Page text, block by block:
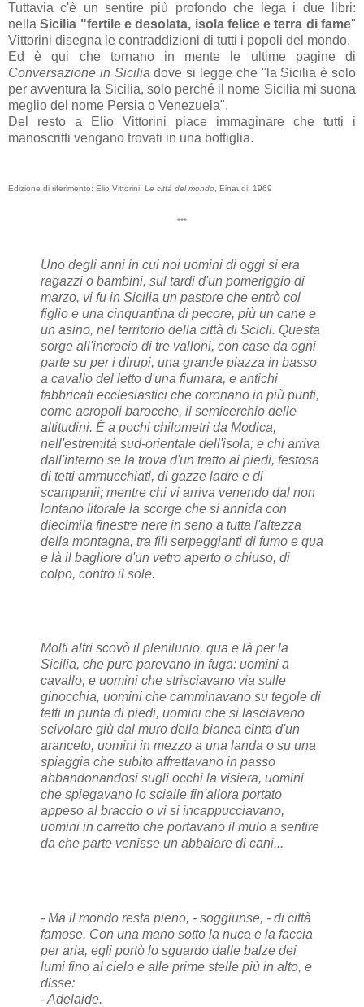
Tuttavia c'è un sentire più profondo che lega i due libri:
nellaSicilia "fertile e desolata, isola felice e terra di fame"
Vittorini disegna le contraddizioni di tutti i popoli del mondo.
Ed è qui che tornano in mente le ultime pagine di
Conversazione in Siciliadove si legge che "la Sicilia è solo
per avventura la Sicilia, solo perché il nome Sicilia mi suona
meglio del nome Persia o Venezuela".
Del resto a Elio Vittorini piace immaginare che tutti i
manoscritti vengano trovati in una bottiglia.
Edizione di riferimento: Elio Vittorini, Le città del mondo , Einaudi, 1969
***
Uno degli anni in cui noi uomini di oggi si era
ragazzi o bambini, sul tardi d'un pomeriggio di
marzo, vi fu in Sicilia un pastore che entrò col
figlio e una cinquantina di pecore, più un cane e
un asino, nel territorio della città di Scicli. Questa
sorge all'incrocio di tre valloni, con case da ogni
parte su per i dirupi, una grande piazza in basso
a cavallo del letto d'una fiumara, e antichi
fabbricati ecclesiastici che coronano in più punti,
come acropoli barocche, il semicerchio delle
altitudini. È a pochi chilometri da Modica,
nell'estremità sud-orientale dell'isola; e chi arriva
dall'interno se la trova d'un tratto ai piedi, festosa
di tetti ammucchiati, di gazze ladre e di
scampanii; mentre chi vi arriva venendo dal non
lontano litorale la scorge che si annida con
diecimila finestre nere in seno a tutta l'altezza
della montagna, tra fili serpeggianti di fumo e qua
e là il bagliore d'un vetro aperto o chiuso, di
colpo, contro il sole.
Molti altri scovò il plenilunio, qua e là per la
Sicilia, che pure parevano in fuga: uomini a
cavallo, e uomini che strisciavano via sulle
ginocchia, uomini che camminavano su tegole di
tetti in punta di piedi, uomini che si lasciavano
scivolare giù dal muro della bianca cinta d'un
aranceto, uomini in mezzo a una landa o su una
spiaggia che subito affrettavano in passo
abbandonandosi sugli occhi la visiera, uomini
che spiegavano lo scialle fin'allora portato
appeso al braccio o vi si incappucciavano,
uomini in carretto che portavano il mulo a sentire
da che parte venisse un abbaiare di cani...
- Ma il mondo resta pieno, - soggiunse, - di città
famose. Con una mano sotto la nuca e la faccia
per aria, egli portò lo sguardo dalle balze dei
lumi fino al cielo e alle prime stelle più in alto, e
disse:
- Adelaide.